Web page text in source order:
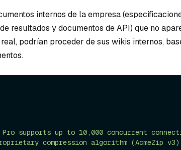
internos de la empresa
resultados y documentos de API) que no
podrían proceder de sus wikis internos,
Pro supports up to 10,000 concurrent
compression algorithm (AcmeZip